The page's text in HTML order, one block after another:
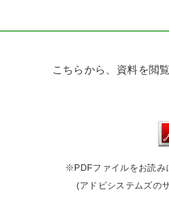
こちらから、資料を閲
※PDFファイルをお読み
(アドビシステムズの